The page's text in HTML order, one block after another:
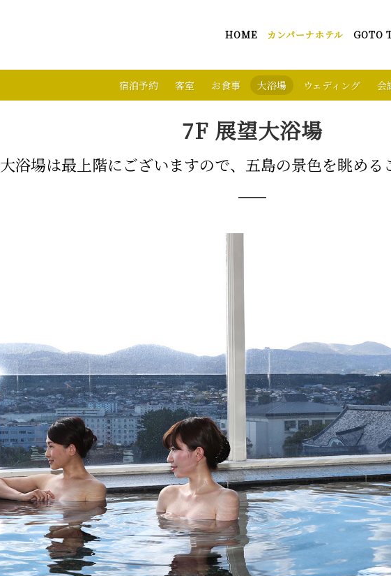
HOME カンパーナホテル GOTO
宿泊予約 客室 お食事 大浴場 ウェディング 会
7F 展望大浴場
大浴場は最上階にございますので、五島の景色を眺める